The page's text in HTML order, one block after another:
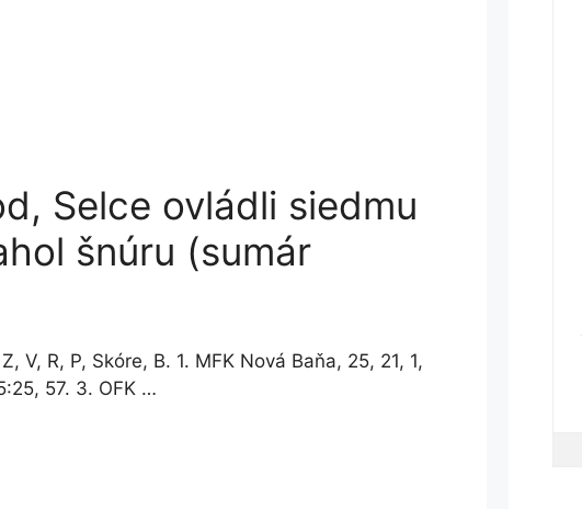
Selce ovládli siedmu
šnúru (sumár
V, R, P, Skóre, B. 1. MFK Nová Baňa, 25, 21, 1,
57. 3. OFK …